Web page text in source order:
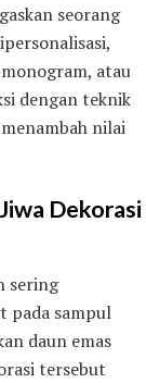
seorang
atau
dengan teknik
nilai
Dekorasi
sering
pada sampul
daun emas
tersebut